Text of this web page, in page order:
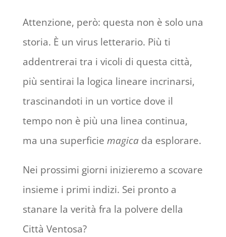
Attenzione, però: questa non è solo una
storia. È un virus letterario. Più ti
addentrerai tra i vicoli di questa città,
più sentirai la logica lineare incrinarsi,
trascinandoti in un vortice dove il
tempo non è più una linea continua,
ma una superficie magicada esplorare.
Nei prossimi giorni inizieremo a scovare
insieme i primi indizi. Sei pronto a
stanare la verità fra la polvere della
Città Ventosa?